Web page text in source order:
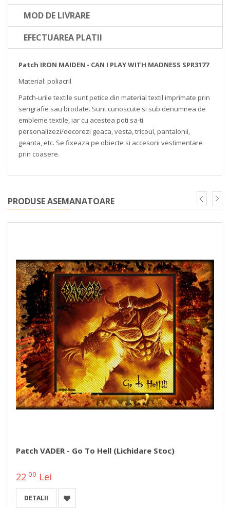
MOD DE LIVRARE
EFECTUAREA PLATII
Patch IRON MAIDEN - CAN I PLAY WITH MADNESS SPR3177
Material: poliacril
Patch-urile textile sunt petice din material textil imprimate prin
serigrafie sau brodate. Sunt cunoscute si sub denumirea de
embleme textile, iar cu acestea poti sa-ti
personalizezi/decorezi geaca, vesta, tricoul, pantalonii,
geanta, etc. Se fixeaza pe obiecte si accesorii vestimentare
prin coasere.
PRODUSE ASEMANATOARE
Patch VADER - Go To Hell (lichidare Stoc)
22 00 Lei
DETALII